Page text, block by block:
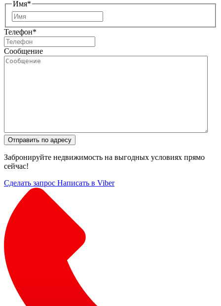
Имя*
Телефон*
Сообщение
Отправить по адресу
Забронируйте недвижимость на выгодных условиях прямо
сейчас!
Сделать запрос Написать в Viber